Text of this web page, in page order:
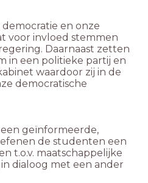
en onze
voor invloed stemmen
Daarnaast zetten
in een politieke partij en
waardoor zij in de
democratische
een geïnformeerde,
de studenten een
t.o.v. maatschappelijke
dialoog met een ander